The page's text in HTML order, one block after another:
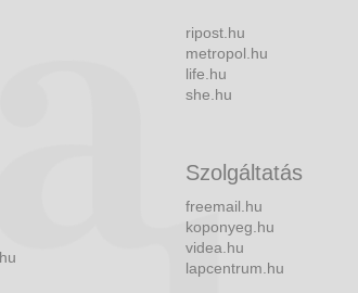
ripost.hu
metropol.hu
life.hu
she.hu
Szolgáltatás
freemail.hu
koponyeg.hu
videa.hu
lapcentrum.hu